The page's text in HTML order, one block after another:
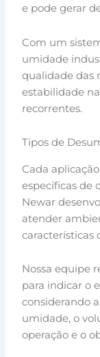
e pode gerar
Com um
umidade
qualidade das
estabilidade
recorrentes.
Tipos de
Cada
específicas de
Newar
atender
características
Nossa equipe
para indicar o
considerando
umidade, o
operação e o